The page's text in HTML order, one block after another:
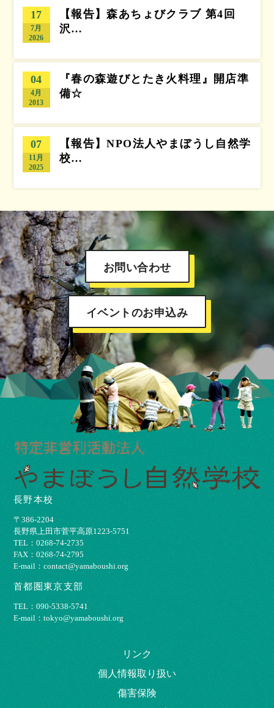
17
7月
2026
【報告】森あちょびクラブ 第4回
沢…
04
4月
2013
『春の森遊びとたき火料理』開店準
備☆
07
11月
2025
【報告】NPO法人やまぼうし自然学
校…
お問い合わせ
イベントのお申込み
長野本校
〒386-2204
⻑野県上⽥市菅平⾼原1223-5751
TEL：0268-74-2735
FAX：0268-74-2795
E-mail：contact@yamaboushi.org
首都圏東京支部
TEL：090-5338-5741
E-mail：tokyo@yamaboushi.org
リンク
個⼈情報取り扱い
傷害保険